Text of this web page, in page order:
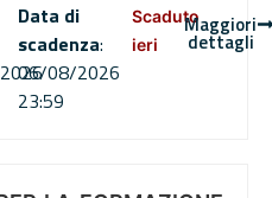
Data di
scadenza:
06/08/2026
23:59
Scaduto
ieri
Maggiori
dettagli